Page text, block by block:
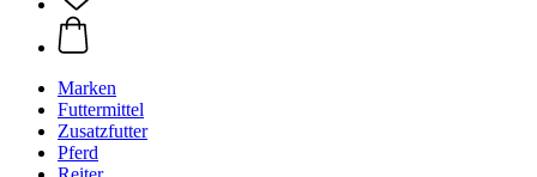
Marken
Futtermittel
Zusatzfutter
Pferd